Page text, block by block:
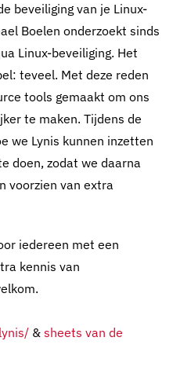
beveiliging van je Linux-
Boelen onderzoekt sinds
Linux-beveiliging. Het
teveel. Met deze reden
tools gemaakt om ons
te maken. Tijdens de
we Lynis kunnen inzetten
doen, zodat we daarna
voorzien van extra
iedereen met een
kennis van
& sheets van de